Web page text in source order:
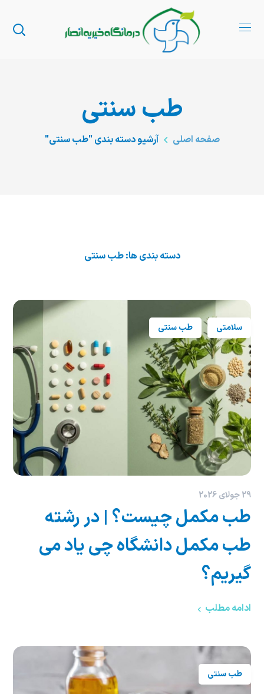
طب سنتی
صفحه اصلی آرشیو دسته بندی "طب سنتی"
دسته بندی ها: طب سنتی
سلامتی طب سنتی
29 جولای 2026
طب مکمل چیست؟ | در رشته
طب مکمل دانشگاه چی یاد می
گیریم؟
ادامه مطلب
طب سنتی